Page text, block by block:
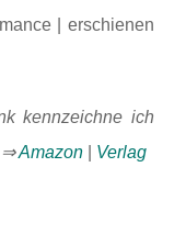
| erschienen
kennzeichne ich
⇒Amazon Verlag